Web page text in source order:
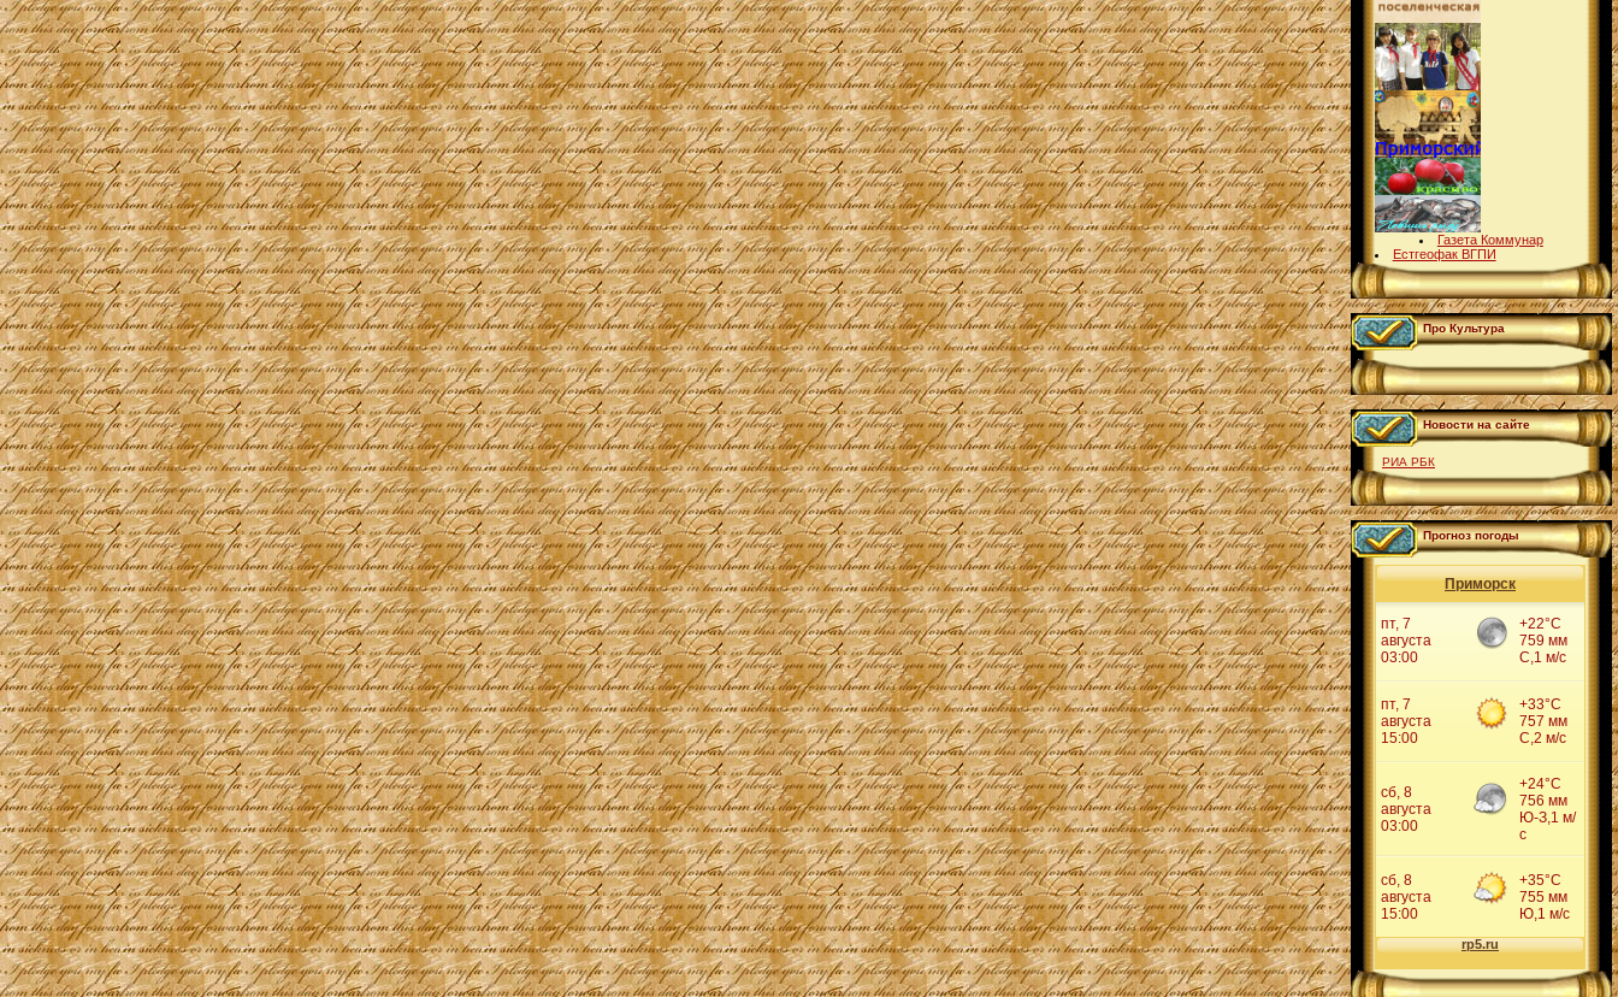
Газета Коммунар
Естгеофак ВГПИ
Про Культура
Новости на сайте
РИА РБК
Прогноз погоды
Приморск